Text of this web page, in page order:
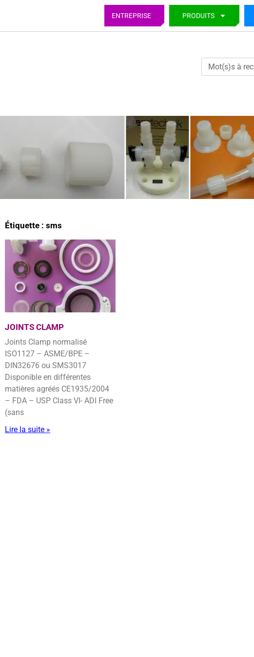
ENTREPRISE PRODUITS
Étiquette : sms
JOINTS CLAMP
Joints Clamp normalisé
ISO1127 – ASME/BPE –
DIN32676 ou SMS3017
Disponible en différentes
matières agréés CE1935/2004
– FDA – USP Class VI- ADI Free
(sans
Lire la suite »